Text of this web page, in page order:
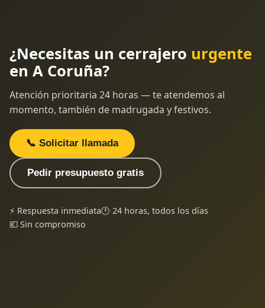
¿Necesitas un cerrajero urgente
en A Coruña?
Atención prioritaria 24 horas — te atendemos al
momento, también de madrugada y festivos.
📞 Solicitar llamada
Pedir presupuesto gratis
⚡ Respuesta inmediata🕐 24 horas, todos los días
💶 Sin compromiso